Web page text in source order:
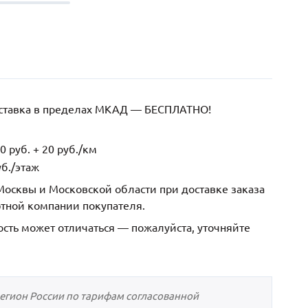
в пределах МКАД — БЕСПЛАТНО!
руб. + 20 руб./км
этаж
и Московской области при доставке заказа
компании покупателя.
может отличаться — пожалуйста, уточняйте
России по тарифам согласованной